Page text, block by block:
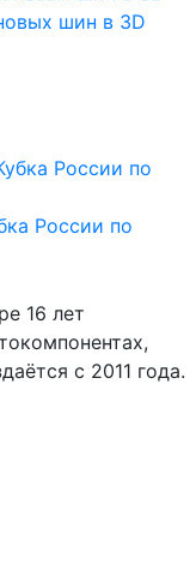
шин в 3D
России по
с 2011 года.